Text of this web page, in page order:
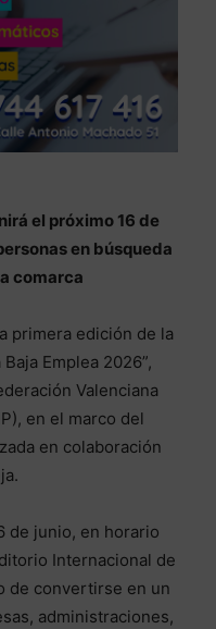
el próximo 16 de
en búsqueda
comarca
primera edición de la
Emplea 2026”,
Valenciana
en el marco del
en colaboración
de junio, en horario
Internacional de
de convertirse en un
administraciones,